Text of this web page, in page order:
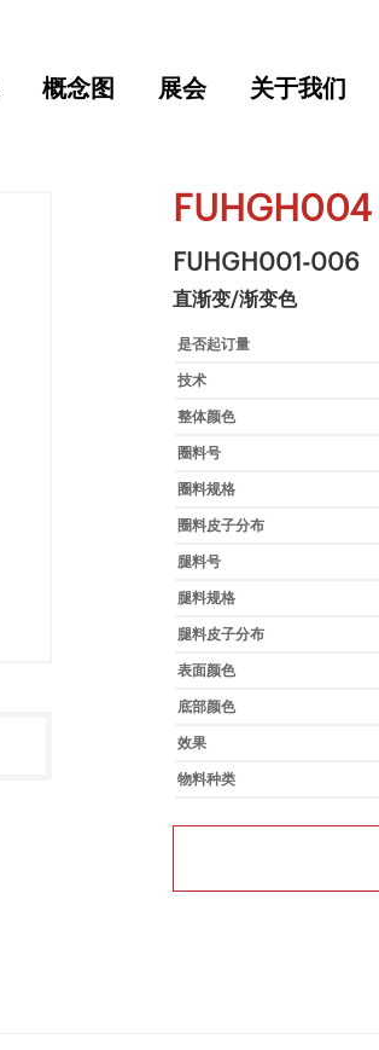
概念图 展会 关于我们
FUHGH004
FUHGH001-006
直渐变/渐变色
是否起订量
技术
整体颜色
圈料号
圈料规格
圈料皮子分布
腿料号
腿料规格
腿料皮子分布
表面颜色
底部颜色
效果
物料种类